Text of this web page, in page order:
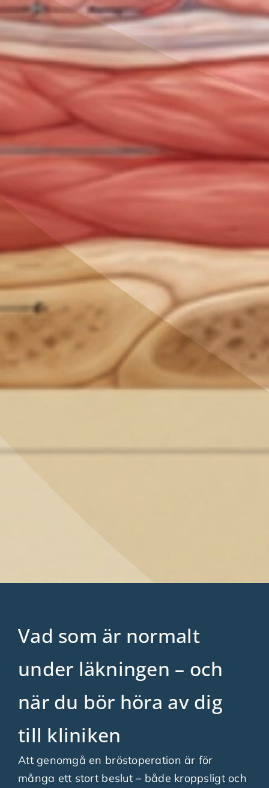
Vad som är normalt
under läkningen – och
när du bör höra av dig
till kliniken
Att genomgå en bröstoperation är för
många ett stort beslut – både kroppsligt och